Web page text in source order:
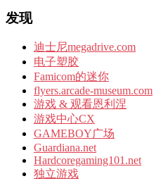
发现
迪士尼megadrive.com
电子塑胶
Famicom的迷你
flyers.arcade-museum.com
游戏 & 观看恩利涅
游戏中心CX
GAMEBOY广场
Guardiana.net
Hardcoregaming101.net
独立游戏